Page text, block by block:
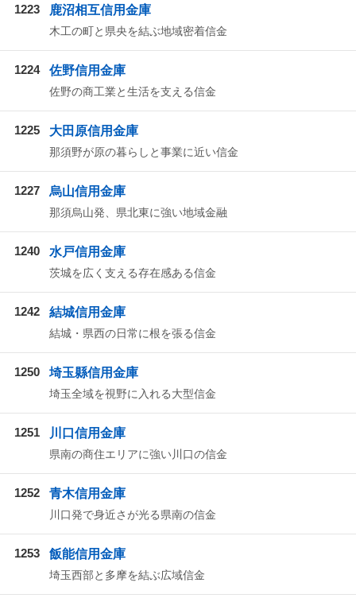
1223 鹿沼相互信用金庫
木工の町と県央を結ぶ地域密着信金
1224 佐野信用金庫
佐野の商工業と生活を支える信金
1225 大田原信用金庫
那須野が原の暮らしと事業に近い信金
1227 烏山信用金庫
那須烏山発、県北東に強い地域金融
1240 水戸信用金庫
茨城を広く支える存在感ある信金
1242 結城信用金庫
結城・県西の日常に根を張る信金
1250 埼玉縣信用金庫
埼玉全域を視野に入れる大型信金
1251 川口信用金庫
県南の商住エリアに強い川口の信金
1252 青木信用金庫
川口発で身近さが光る県南の信金
1253 飯能信用金庫
埼玉西部と多摩を結ぶ広域信金